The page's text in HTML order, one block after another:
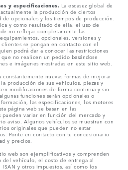
y especificaciones. La escasez global de
la producción de ciertos
opcionales y los tiempos de producción.
y como resultado de ella, el uso de
no reflejar completamente las
opcionales, versiones y
se pongan en contacto con el
podrá dar a conocer las restricciones
no realicen un pedido basándose
e imágenes mostradas en este sitio web.
constantemente nuevas formas de mejorar
producción de sus vehículos, piezas y
modificaciones de forma continua y sin
funciones serán opcionales o
las especificaciones, los motores
página web se basan en las
pueden variar en función del mercado y
aviso. Algunos vehículos se muestran con
originales que pueden no estar
Ponte en contacto con tu concesionario
y precios.
web son ejemplificativos y comprenden
vehículo, el costo de entrega al
y otros impuestos, así como los